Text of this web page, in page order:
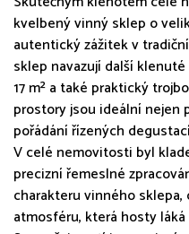
kvelbený vinný sklep o
autentický zážitek v
sklep navazují další
17 m² a také praktický
prostory jsou ideální nejen
pořádání řízených
V celé nemovitosti byl
precizní řemeslné
charakteru vinného
atmosféru, která hosty